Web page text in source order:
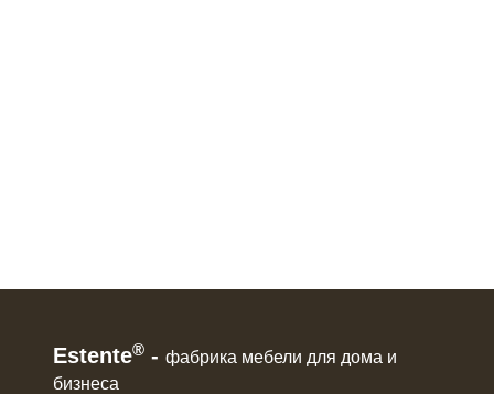
Estente® - фабрика мебели для дома и
бизнеса